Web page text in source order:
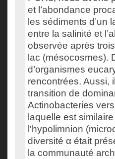
et l’abondance
les sédiments d’un
entre la salinité et
observée après
lac (mésocosmes).
d’organismes
rencontrées. Aussi,
transition de
Actinobacteries
laquelle est
l'hypolimnion
diversité α était
la communauté